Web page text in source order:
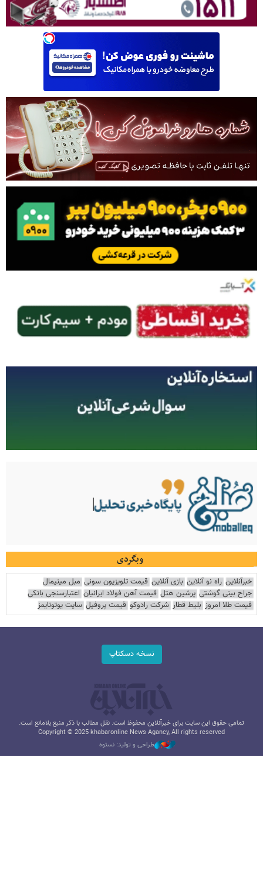
وبگردی
خبرآنلاین راه نو آنلاین بازی آنلاین قیمت تلویزیون سونی مبل مینیمال
جراح بینی گوشتی پرشین هتل قیمت آهن فولاد ایرانیان اعتبارسنجی بانکی
قیمت طلا امروز بلیط قطار شرکت رادوکو قیمت پروفیل سایت یوتوتایمز
نسخه دسکتاپ
تمامی حقوق این سایت برای خبرآنلاین محفوظ است. نقل مطالب با ذکر منبع بلامانع است.
Copyright © 2025 khabaronline News Agancy, All rights reserved
طراحی و تولید: نستوه